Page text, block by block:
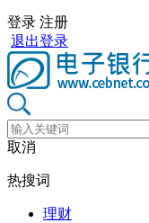
登录 注册
退出登录
取消
热搜词
理财